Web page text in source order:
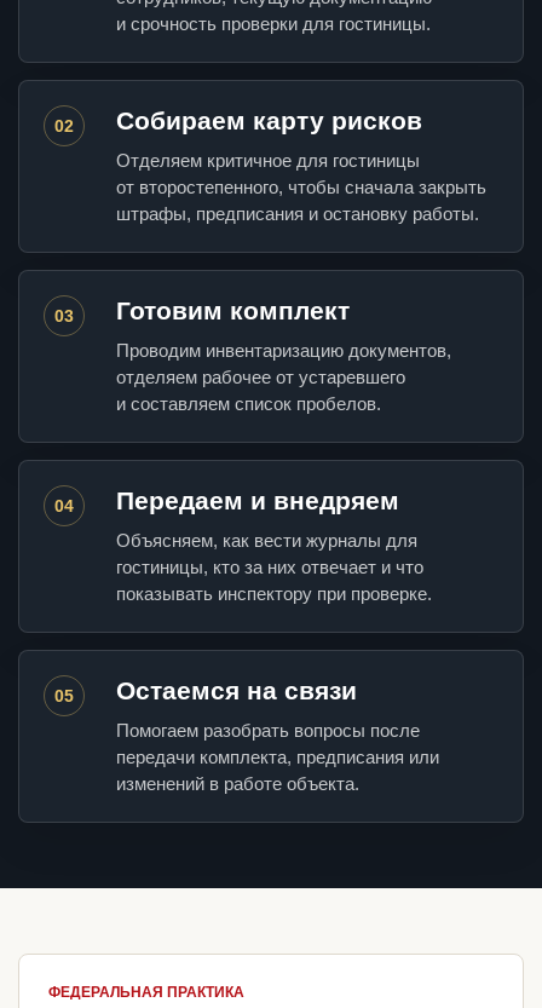
и срочность проверки для гостиницы.
02 Собираем карту рисков
Отделяем критичное для гостиницы
от второстепенного, чтобы сначала закрыть
штрафы, предписания и остановку работы.
03 Готовим комплект
Проводим инвентаризацию документов,
отделяем рабочее от устаревшего
и составляем список пробелов.
04 Передаем и внедряем
Объясняем, как вести журналы для
гостиницы, кто за них отвечает и что
показывать инспектору при проверке.
05 Остаемся на связи
Помогаем разобрать вопросы после
передачи комплекта, предписания или
изменений в работе объекта.
ФЕДЕРАЛЬНАЯ ПРАКТИКА